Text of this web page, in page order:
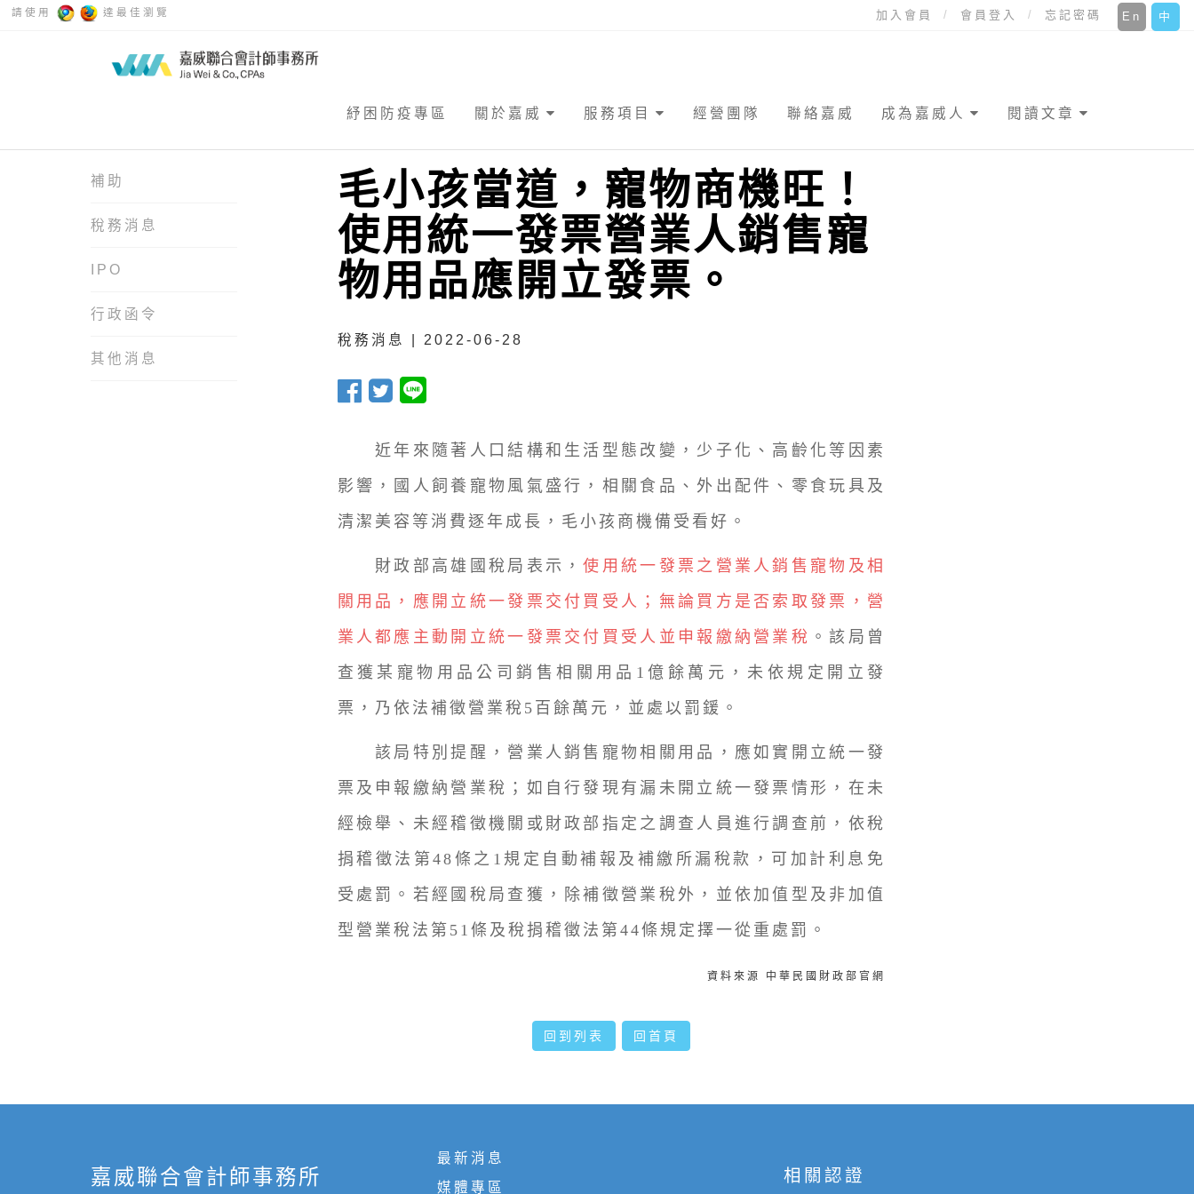
請使用 達最佳瀏覽 中
En
加入會員 會員登入 忘記密碼
紓困防疫專區 關於嘉威 服務項目 經營團隊 聯絡嘉威 成為嘉威人 閱讀文章
補助
稅務消息
IPO
行政函令
其他消息
毛小孩當道，寵物商機旺！
使用統一發票營業人銷售寵
物用品應開立發票。
稅務消息 | 2022-06-28
近年來隨著人口結構和生活型態改變，少子化、高齡化等因素
影響，國人飼養寵物風氣盛行，相關食品、外出配件、零食玩具及
清潔美容等消費逐年成長，毛小孩商機備受看好。
財政部高雄國稅局表示，使用統一發票之營業人銷售寵物及相
關用品，應開立統一發票交付買受人；無論買方是否索取發票，營
業人都應主動開立統一發票交付買受人並申報繳納營業稅 。該局曾
查獲某寵物用品公司銷售相關用品1億餘萬元，未依規定開立發
票，乃依法補徵營業稅5百餘萬元，並處以罰鍰。
該局特別提醒，營業人銷售寵物相關用品，應如實開立統一發
票及申報繳納營業稅；如自行發現有漏未開立統一發票情形，在未
經檢舉、未經稽徵機關或財政部指定之調查人員進行調查前，依稅
捐稽徵法第48條之1規定自動補報及補繳所漏稅款，可加計利息免
受處罰。若經國稅局查獲，除補徵營業稅外，並依加值型及非加值
型營業稅法第51條及稅捐稽徵法第44條規定擇一從重處罰。
資料來源 中華民國財政部官網
回到列表 回首頁
嘉威聯合會計師事務所
最新消息
媒體專區
相關認證